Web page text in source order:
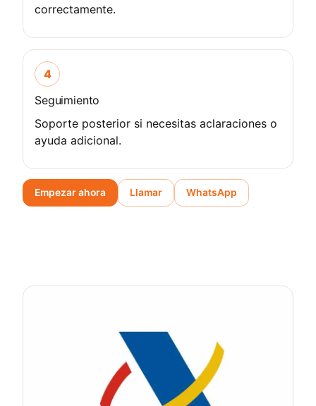
correctamente.
4
Seguimiento
Soporte posterior si necesitas aclaraciones o
ayuda adicional.
Empezar ahora Llamar WhatsApp